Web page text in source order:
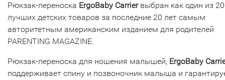
Рюкзак-переноска ErgoBaby Carrierвыбран как один из 20
лучших детских товаров за последние 20 лет самым
авторитетным американским изданием для родителей
PARENTING MAGAZINE.
Рюкзак-переноска для ношения малышей, ErgoBaby
поддерживает спину и позвоночник малыша и